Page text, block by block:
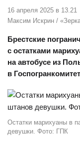
16 апреля 2025 в 13.21
Максим Искрин /
Брестские
с остатками
на автобусе из
в
Остатки марихуаны в
девушки. Фото: ГПК